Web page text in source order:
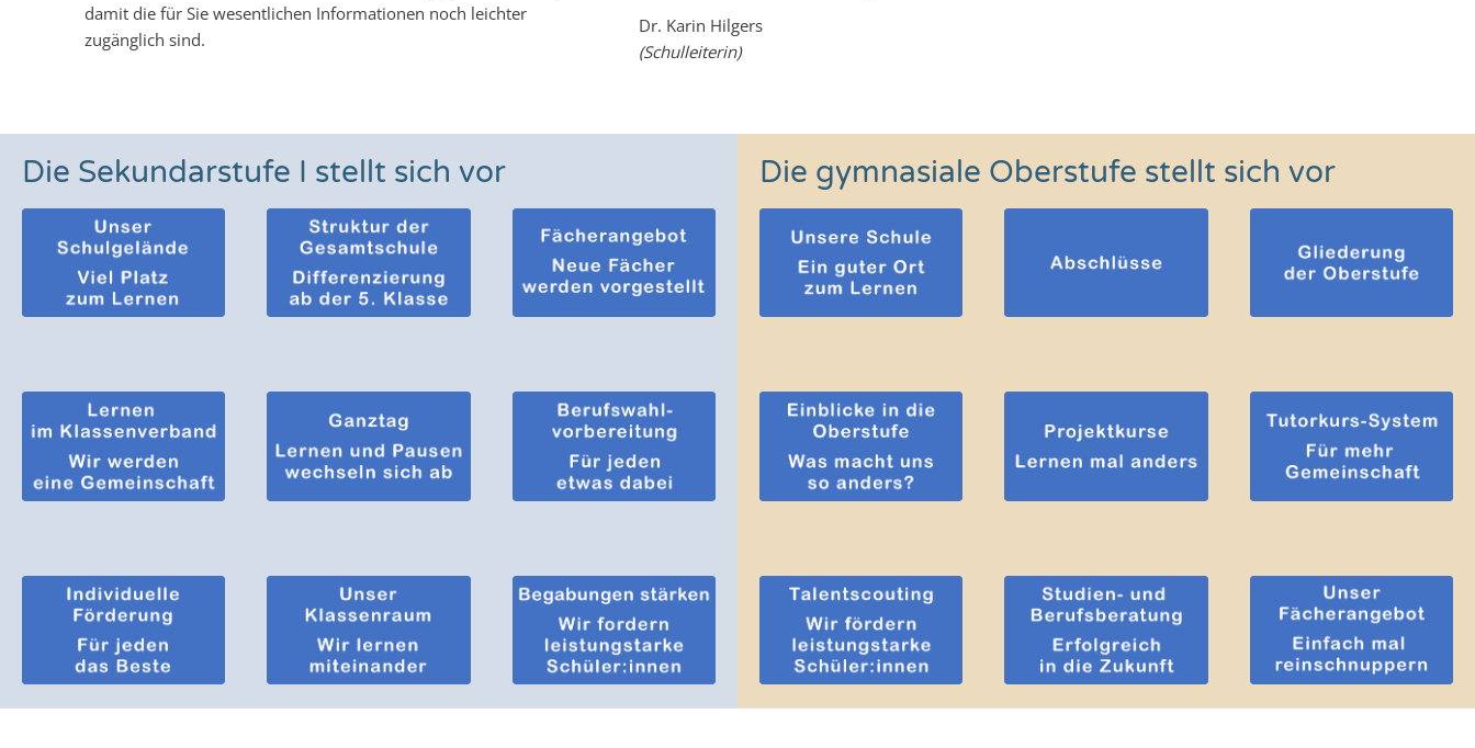
damit die für Sie wesentlichen Informationen noch leichter
zugänglich sind.
Dr. Karin Hilgers
(Schulleiterin)
Die Sekundarstufe I stellt sich vor Die gymnasiale Oberstufe stellt sich vor